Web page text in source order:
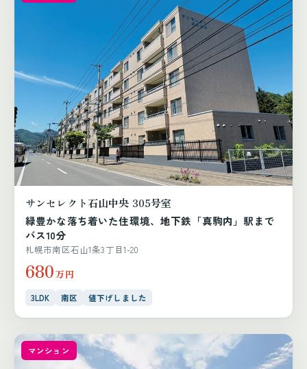
サンセレクト石山中央 305号室
緑豊かな落ち着いた住環境、地下鉄「真駒内」駅まで
バス10分
札幌市南区石山1条3丁目1-20
680万円
3LDK 南区 値下げしました
マンション